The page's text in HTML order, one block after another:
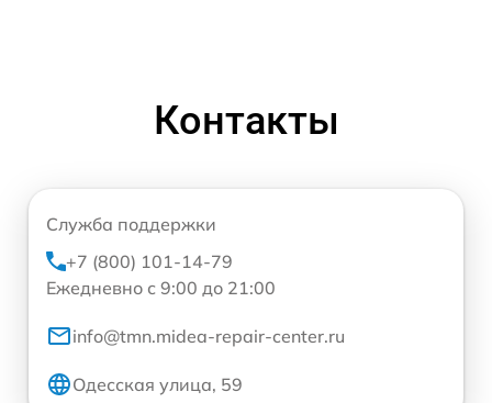
Контакты
Служба поддержки
+7 (800) 101-14-79
Ежедневно с 9:00 до 21:00
info@tmn.midea-repair-center.ru
Одесская улица, 59